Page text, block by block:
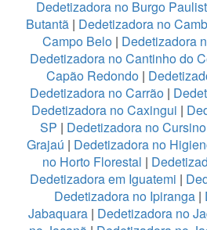
Dedetizadora no Burgo
Butantã| Dedetizadora no
Campo Belo | Dedetizadora
Dedetizadora no Cantinho do
Capão Redondo|
Dedetizadora no Carrão|
Dedetizadora no Caxingui |
SP | Dedetizadora no Cursino
Grajaú | Dedetizadora no
no Horto Florestal |
Dedetizadora em Iguatemi |
Dedetizadora no Ipiranga |
Jabaquara | Dedetizadora no